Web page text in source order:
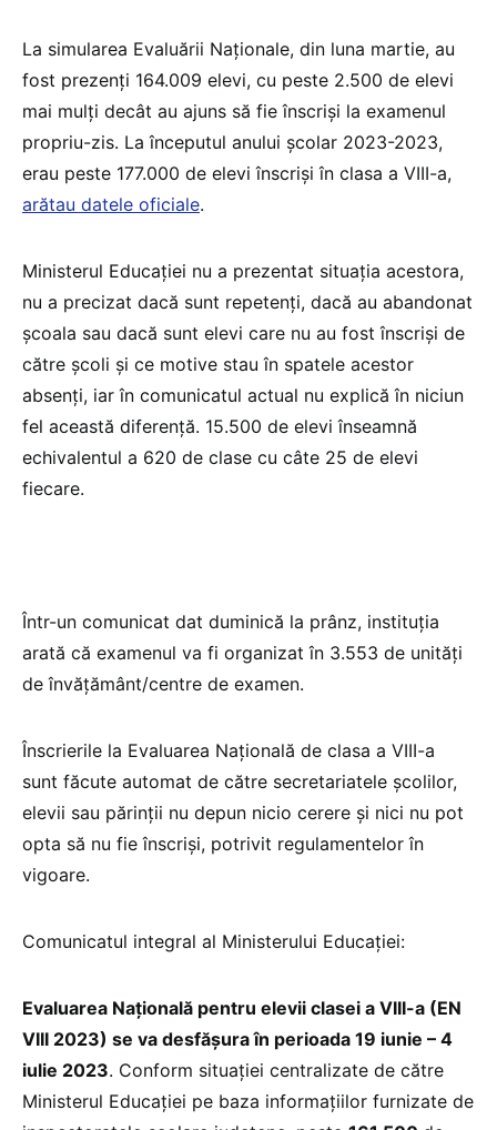
La simularea Evaluării Naționale, din luna martie, au
fost prezenți 164.009 elevi, cu peste 2.500 de elevi
mai mulți decât au ajuns să fie înscriși la examenul
propriu-zis. La începutul anului școlar 2023-2023,
erau peste 177.000 de elevi înscriși în clasa a VIII-a,
arătau datele oficiale.
Ministerul Educației nu a prezentat situația acestora,
nu a precizat dacă sunt repetenți, dacă au abandonat
școala sau dacă sunt elevi care nu au fost înscriși de
către școli și ce motive stau în spatele acestor
absenți, iar în comunicatul actual nu explică în niciun
fel această diferență. 15.500 de elevi înseamnă
echivalentul a 620 de clase cu câte 25 de elevi
fiecare.
Într-un comunicat dat duminică la prânz, instituția
arată că examenul va fi organizat în 3.553 de unități
de învățământ/centre de examen.
Înscrierile la Evaluarea Națională de clasa a VIII-a
sunt făcute automat de către secretariatele școlilor,
elevii sau părinții nu depun nicio cerere și nici nu pot
opta să nu fie înscriși, potrivit regulamentelor în
vigoare.
Comunicatul integral al Ministerului Educației:
Evaluarea Națională pentru elevii clasei a VIII-a (EN
VIII 2023) se va desfășura în perioada 19 iunie – 4
iulie 2023. Conform situației centralizate de către
Ministerul Educației pe baza informațiilor furnizate de